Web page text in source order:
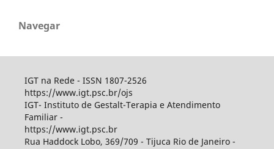
Navegar
IGT na Rede - ISSN 1807-2526
https://www.igt.psc.br/ojs
IGT- Instituto de Gestalt-Terapia e Atendimento
Familiar -
https://www.igt.psc.br
Rua Haddock Lobo, 369/709 - Tijuca Rio de Janeiro -